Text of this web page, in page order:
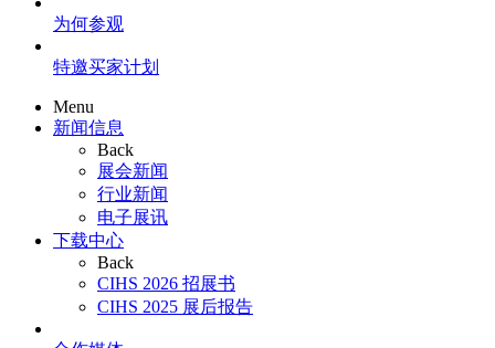
为何参观
特邀买家计划
Menu
新闻信息
Back
展会新闻
行业新闻
电子展讯
下载中心
Back
CIHS 2026 招展书
CIHS 2025 展后报告